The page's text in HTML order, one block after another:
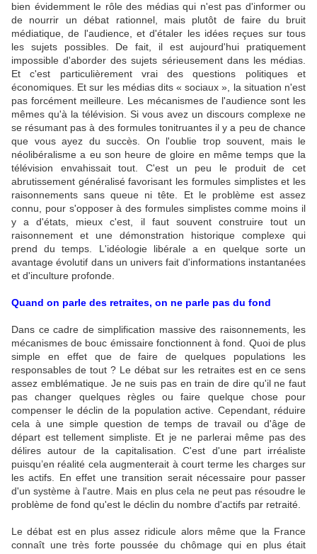
bien évidemment le rôle des médias qui n'est pas d'informer ou
de nourrir un débat rationnel, mais plutôt de faire du bruit
médiatique, de l'audience, et d'étaler les idées reçues sur tous
les sujets possibles. De fait, il est aujourd'hui pratiquement
impossible d'aborder des sujets sérieusement dans les médias.
Et c'est particulièrement vrai des questions politiques et
économiques. Et sur les médias dits « sociaux », la situation n'est
pas forcément meilleure. Les mécanismes de l'audience sont les
mêmes qu'à la télévision. Si vous avez un discours complexe ne
se résumant pas à des formules tonitruantes il y a peu de chance
que vous ayez du succès. On l'oublie trop souvent, mais le
néolibéralisme a eu son heure de gloire en même temps que la
télévision envahissait tout. C'est un peu le produit de cet
abrutissement généralisé favorisant les formules simplistes et les
raisonnements sans queue ni tête. Et le problème est assez
connu, pour s'opposer à des formules simplistes comme moins il
y a d'états, mieux c'est, il faut souvent construire tout un
raisonnement et une démonstration historique complexe qui
prend du temps. L'idéologie libérale a en quelque sorte un
avantage évolutif dans un univers fait d'informations instantanées
et d'inculture profonde.
Quand on parle des retraites, on ne parle pas du fond
Dans ce cadre de simplification massive des raisonnements, les
mécanismes de bouc émissaire fonctionnent à fond. Quoi de plus
simple en effet que de faire de quelques populations les
responsables de tout ? Le débat sur les retraites est en ce sens
assez emblématique. Je ne suis pas en train de dire qu'il ne faut
pas changer quelques règles ou faire quelque chose pour
compenser le déclin de la population active. Cependant, réduire
cela à une simple question de temps de travail ou d'âge de
départ est tellement simpliste. Et je ne parlerai même pas des
délires autour de la capitalisation. C'est d'une part irréaliste
puisqu’en réalité cela augmenterait à court terme les charges sur
les actifs. En effet une transition serait nécessaire pour passer
d'un système à l'autre. Mais en plus cela ne peut pas résoudre le
problème de fond qu'est le déclin du nombre d'actifs par retraité.
Le débat est en plus assez ridicule alors même que la France
connaît une très forte poussée du chômage qui en plus était